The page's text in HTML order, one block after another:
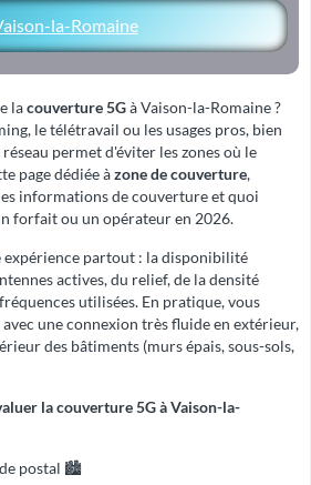
la-Romaine
lacouverture 5Gà Vaison-la-Romaine ?
le télétravail ou les usages pros, bien
permet d'éviter les zones où le
page dédiée àzone de couverture,
informations de couverture et quoi
forfait ou un opérateur en 2026.
expérience partout : la disponibilité
actives, du relief, de la densité
utilisées. En pratique, vous
une connexion très fluide en extérieur,
des bâtiments (murs épais, sous-sols,
la couverture 5G à Vaison-la-
postal 🏙️